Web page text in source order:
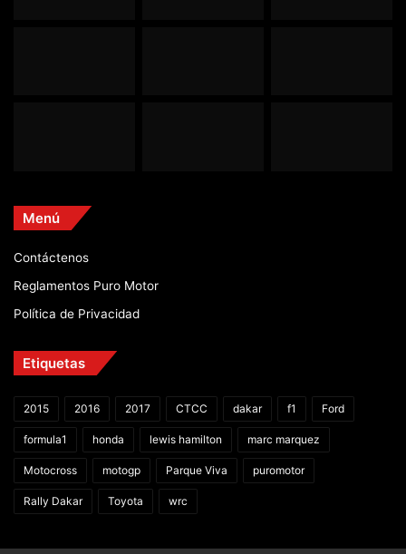
Menú
Contáctenos
Reglamentos Puro Motor
Política de Privacidad
Etiquetas
2015 2016 2017 CTCC dakar f1 Ford
formula1 honda lewis hamilton marc marquez
Motocross motogp Parque Viva puromotor
Rally Dakar Toyota wrc